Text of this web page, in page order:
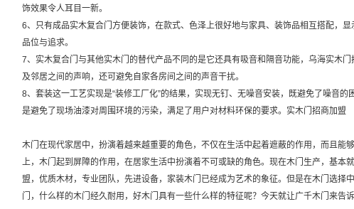
饰效果令人耳目一新。
6、只有成品实木复合门方便装饰，在款式、色泽上很好地与家具、装饰品相互搭配，
品位与追求。
7、实木复合门与其他实木门的替代产品不同的是它还具有吸音和隔音功能，乌海实木
及邻居之间的声响，还可避免自家各房间之间的声音干扰。
8、套装这一工艺实现是“装修工厂化”的结果，实现无钉、无噪音安装，既避免了噪音
是避免了现场油漆对周围环境的污染，满足了用户对材料环保的要求。实木门招商加盟
木门在现代家居中，扮演着越来越重要的角色，不仅在生活中起着遮蔽的作用，而且能
上，木门起到屏障的作用，在居家生活中扮演着不可或缺的角色。现在木门生产，基本
盟，优质木材，专业团队，先进设备，家装木门已经成为艺术的象征。但是在木门选择
门，什么样的木门经久耐用，好木门具有一些什么样的特征呢？今天就让广千木门 来告